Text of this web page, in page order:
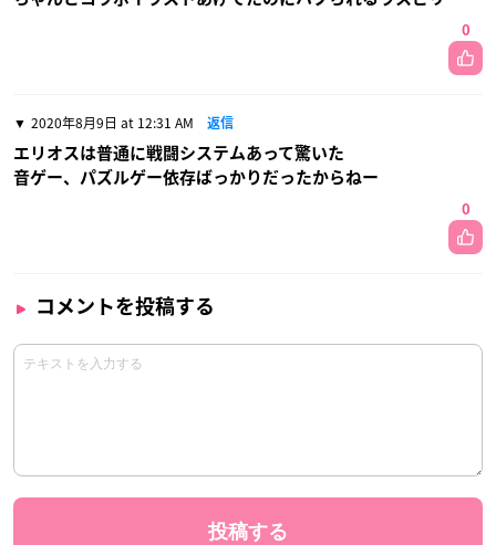
0
2020年8月9日 at 12:31 AM 返信
エリオスは普通に戦闘システムあって驚いた
音ゲー、パズルゲー依存ばっかりだったからねー
0
コメントを投稿する